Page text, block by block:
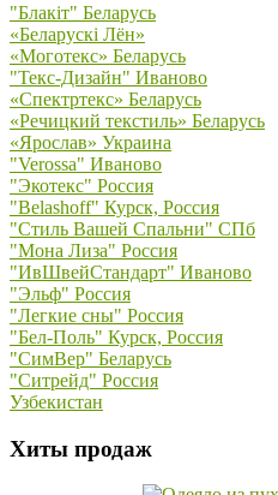
"Блакiт" Беларусь
«Беларускi Лён»
«Моготекс» Беларусь
"Текс-Дизайн" Иваново
«Спектртекс» Беларусь
«Речицкий текстиль» Беларусь
«Ярослав» Украина
"Verossa" Иваново
"Экотекс" Россия
"Belashoff" Курск, Россия
"Стиль Вашей Спальни" СПб
"Мона Лиза" Россия
"ИвШвейСтандарт" Иваново
"Эльф" Россия
"Легкие сны" Россия
"Бел-Поль" Курск, Россия
"СимВер" Беларусь
"Ситрейд" Россия
Узбекистан
Хиты продаж